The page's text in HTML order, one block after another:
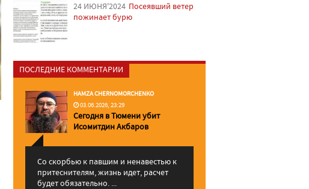
24 ИЮНЯ'2024 Посеявший ветер
пожинает бурю
ПОСЛЕДНИЕ КОММЕНТАРИИ
HAMZA CHERNOMORCHENKO
03.06.2026, 23:29
Сегодня в Тюмени убит
Исомитдин Акбаров
Со скорбью к павшим и ненавестью к
притеснителям, жизнь идет, расчет
будет обязательно. ...